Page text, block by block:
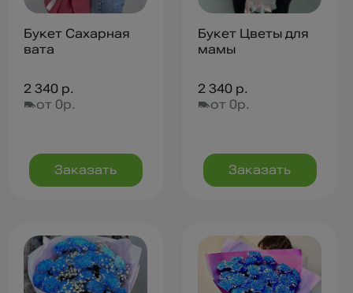
Букет Сахарная
вата
2 340 р.
от 0р.
Заказать
Букет Цветы для
мамы
2 340 р.
от 0р.
Заказать